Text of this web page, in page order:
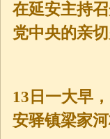
在延安主持
党中央的亲切
13日一大早
安驿镇梁家